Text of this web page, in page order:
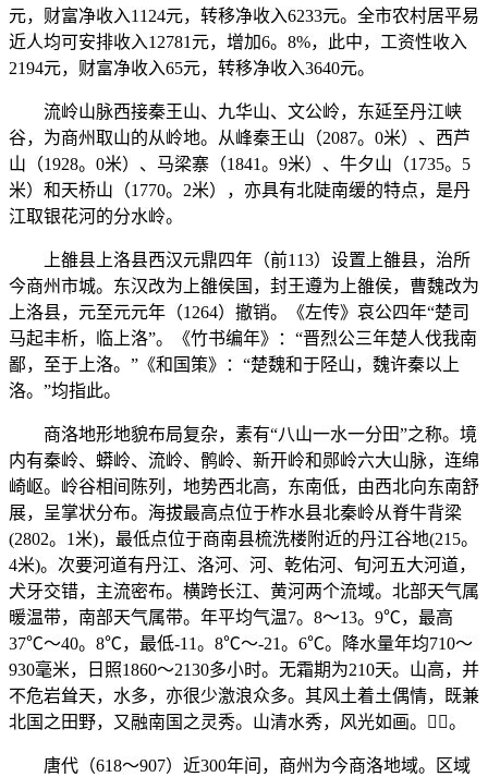
元，财富净收入1124元，转移净收入6233元。全市农村居平易
近人均可安排收入12781元，增加6。8%，此中，工资性收入
2194元，财富净收入65元，转移净收入3640元。
流岭山脉西接秦王山、九华山、文公岭，东延至丹江峡
谷，为商州取山的从岭地。从峰秦王山（2087。0米）、西芦
山（1928。0米）、马梁寨（1841。9米）、牛夕山（1735。5
米）和天桥山（1770。2米），亦具有北陡南缓的特点，是丹
江取银花河的分水岭。
上雒县上洛县西汉元鼎四年（前113）设置上雒县，治所
今商州市城。东汉改为上雒侯国，封王遵为上雒侯，曹魏改为
上洛县，元至元元年（1264）撤销。《左传》哀公四年“楚司
马起丰析，临上洛”。《竹书编年》：“晋烈公三年楚人伐我南
鄙，至于上洛。”《和国策》：“楚魏和于陉山，魏许秦以上
洛。”均指此。
商洛地形地貌布局复杂，素有“八山一水一分田”之称。境
内有秦岭、蟒岭、流岭、鹘岭、新开岭和郧岭六大山脉，连绵
崎岖。岭谷相间陈列，地势西北高，东南低，由西北向东南舒
展，呈掌状分布。海拔最高点位于柞水县北秦岭从脊牛背梁
(2802。1米)，最低点位于商南县梳洗楼附近的丹江谷地(215。
4米)。次要河道有丹江、洛河、河、乾佑河、旬河五大河道，
犬牙交错，主流密布。横跨长江、黄河两个流域。北部天气属
暖温带，南部天气属带。年平均气温7。8～13。9℃，最高
37℃～40。8℃，最低-11。8℃～-21。6℃。降水量年均710～
930毫米，日照1860～2130多小时。无霜期为210天。山高，并
不危岩耸天，水多，亦很少激浪众多。其风土着土偶情，既兼
北国之田野，又融南国之灵秀。山清水秀，风光如画。。
唐代（618～907）近300年间，商州为今商洛地域。区域